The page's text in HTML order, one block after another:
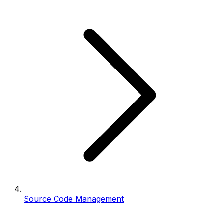
Source Code Management